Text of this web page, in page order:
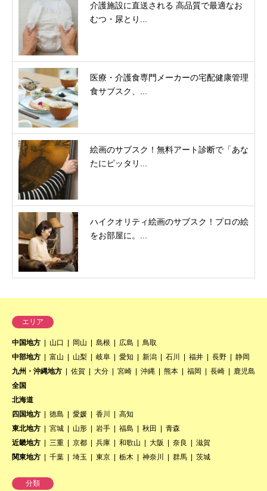
介護施設に直送される 高品質で最適なお
むつ・尿とり...
医療・介護食専門メーカーの宅配健康管理
食サブスク、...
絵画のサブスク！無料アート診断で「あな
たにピッタリ...
ハイクオリティ絵画のサブスク！プロの絵
をお部屋に。...
エリア
中国地方 山口 岡山 島根 広島
鳥取
中部地方
富山 山梨 岐阜 愛知 新潟 石川 福井 長野
静岡
九州・沖縄地方
佐賀 大分 宮崎 沖縄 熊本 福岡 長崎
鹿児島
全国
北海道
四国地方
徳島 愛媛 香川
高知
東北地方
宮城 山形 岩手 福島 秋田
青森
近畿地方
三重 京都 兵庫 和歌山 大阪 奈良
滋賀
関東地方
千葉 埼玉 東京 栃木 神奈川 群馬 茨城
分類